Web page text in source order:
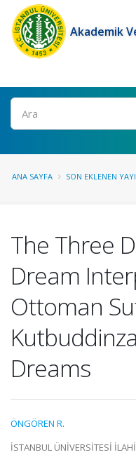
Akademik
Ara
ANA SAYFA SON EKLENEN
The Three
Dream
Ottoman
Dreams
ÖNGÖREN R.
İSTANBUL ÜNİVERSİTESİ